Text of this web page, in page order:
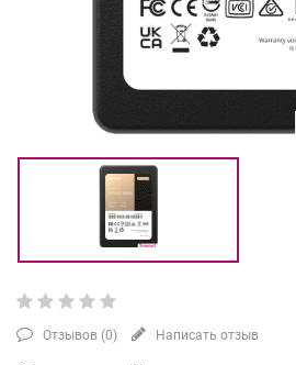
Отзывов (0) Написать отзыв